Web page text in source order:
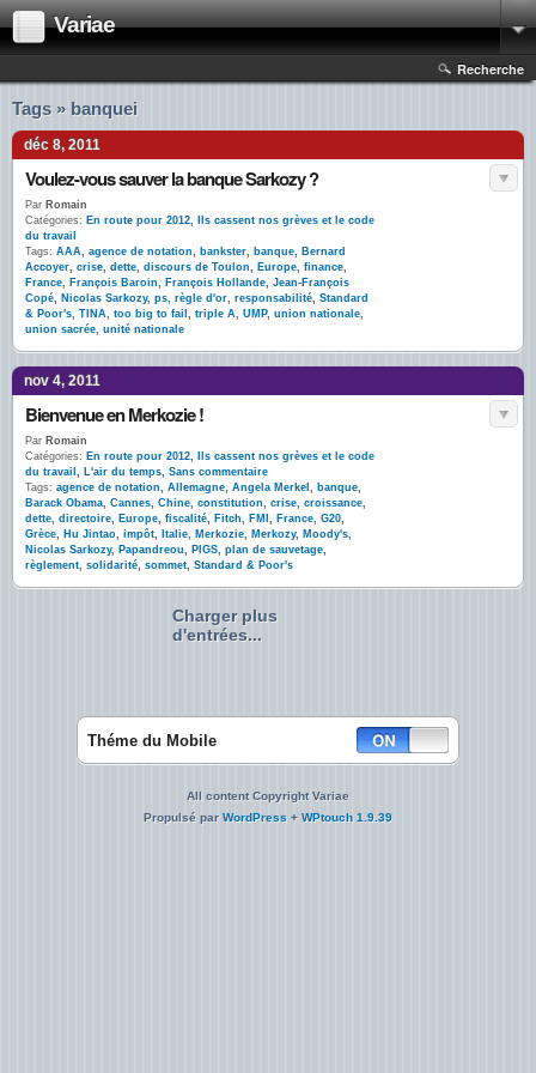
Variae
Recherche
Tags » banquei
déc 8, 2011
Voulez-vous sauver la banque Sarkozy ?
Par Romain
Catégories: En route pour 2012,
Ils cassent nos grèves et le code
du travail
Tags: AAA, agence de notation, bankster, banque, Bernard
Accoyer, crise, dette, discours de Toulon, Europe, finance,
France, François Baroin, François Hollande, Jean-François
Copé, Nicolas Sarkozy, ps, règle d'or, responsabilité, Standard
& Poor's, TINA, too big to fail , triple A, UMP, union nationale,
union sacrée, unité nationale
nov 4, 2011
Bienvenue en Merkozie !
Par Romain
Catégories: En route pour 2012,
Ils cassent nos grèves et le code
du travail , L'air du temps, Sans commentaire
Tags: agence de notation, Allemagne, Angela Merkel , banque,
Barack Obama, Cannes, Chine, constitution, crise, croissance,
dette, directoire, Europe, fiscalité, Fitch, FMI , France, G20,
Grèce, Hu Jintao, impôt, Italie, Merkozie, Merkozy, Moody's,
Nicolas Sarkozy, Papandreou, PIGS, plan de sauvetage,
règlement, solidarité, sommet, Standard & Poor's
Charger plus
d'entrées...
Théme du Mobile
All content Copyright Variae
Propulsé parWordPress + WPtouch 1.9.39